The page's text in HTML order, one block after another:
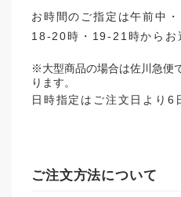
お時間のご指定は午前中
18-20時・19-21時からお
※大型商品の場合は佐川急便
ります。
日時指定はご注文日より6
ご注文方法について